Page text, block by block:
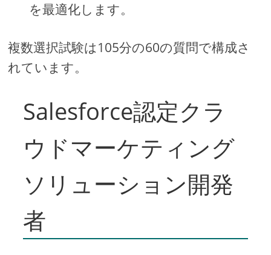
を最適化します。
複数選択試験は105分の60の質問で構成さ
れています。
Salesforce認定クラ
ウドマーケティング
ソリューション開発
者